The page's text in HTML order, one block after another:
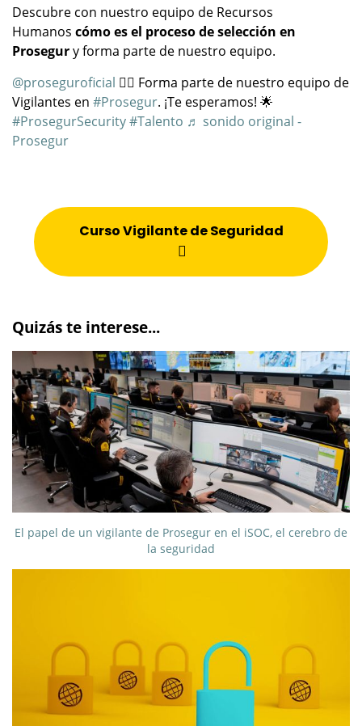
Descubre con nuestro equipo de Recursos
Humanos cómo es el proceso de selección en
Prosegury forma parte de nuestro equipo.
@proseguroficial 👮‍♀️ Forma parte de nuestro equipo de
Vigilantes en #Prosegur. ¡Te esperamos! 🌟
#ProsegurSecurity#Talento ♬ sonido original -
Prosegur
Curso Vigilante de Seguridad
Quizás te interese...
El papel de un vigilante de Prosegur en el iSOC, el cerebro de
la seguridad